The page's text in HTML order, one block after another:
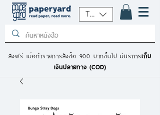
THB (฿)
ส่งฟรี เมื่อทำรายการสั่งซื้อ 900 บาทขึ้นไปมีบริการเก็บ
เงินปลายทาง (COD)